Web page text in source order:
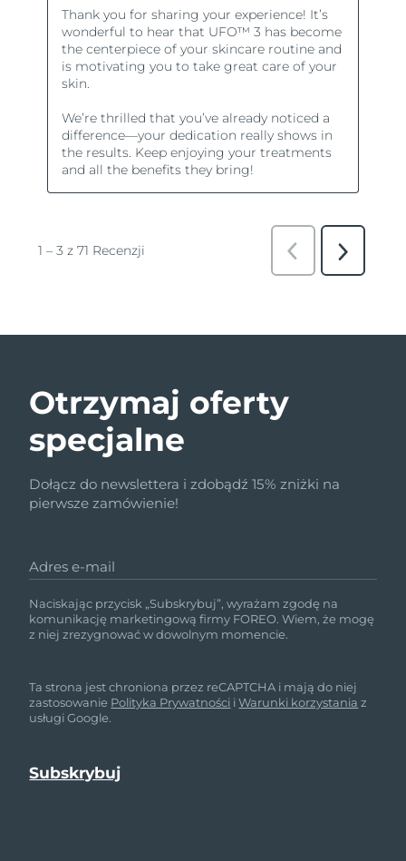
Otrzymaj oferty
specjalne
Dołącz do newslettera i zdobądź 15% zniżki na
pierwsze zamówienie!
Adres e-mail
Naciskając przycisk „Subskrybuj”, wyrażam zgodę na
komunikację marketingową firmy FOREO. Wiem, że mogę
z niej zrezygnować w dowolnym momencie.
Ta strona jest chroniona przez reCAPTCHA i mają do niej
zastosowanie Polityka Prywatności iWarunki korzystania z
usługi Google.